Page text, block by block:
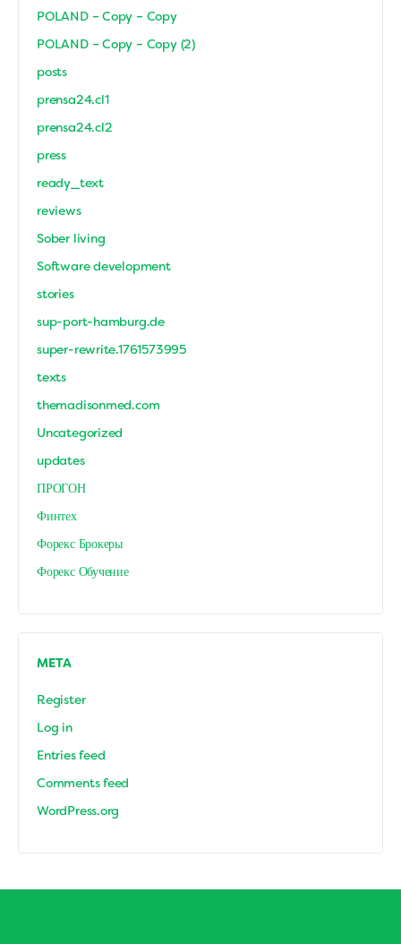
POLAND – Copy – Copy
POLAND – Copy – Copy (2)
posts
prensa24.cl1
prensa24.cl2
press
ready_text
reviews
Sober living
Software development
stories
sup-port-hamburg.de
super-rewrite.1761573995
texts
themadisonmed.com
Uncategorized
updates
ПРОГОН
Финтех
Форекс Брокеры
Форекс Обучение
META
Register
Log in
Entries feed
Comments feed
WordPress.org